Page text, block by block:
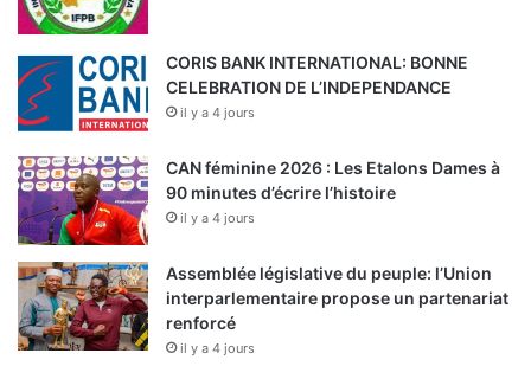
CORIS BANK INTERNATIONAL: BONNE
CELEBRATION DE L’INDEPENDANCE
il y a 4 jours
CAN féminine 2026 : Les Etalons Dames à
90 minutes d’écrire l’histoire
il y a 4 jours
Assemblée législative du peuple: l’Union
interparlementaire propose un partenariat
renforcé
il y a 4 jours